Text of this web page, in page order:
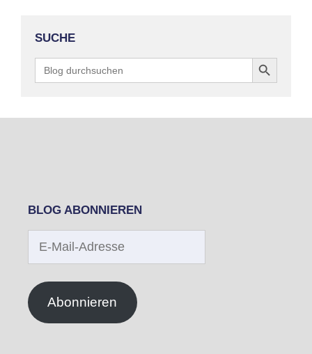
SUCHE
Search
for:
Search Button
BLOG ABONNIEREN
Mail-
Abonnieren